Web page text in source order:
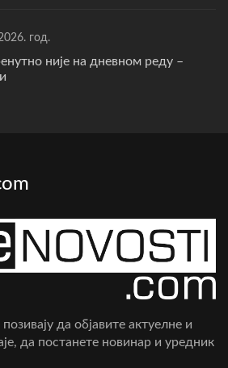
год.
није на дневном реду –
да објавите актуелне и
да постанете новинар и уредник